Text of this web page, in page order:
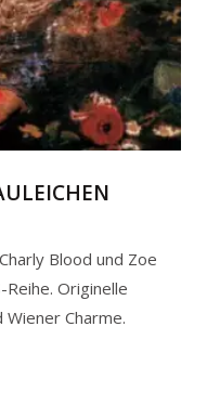
Blood und Zoe
Originelle
Charme.